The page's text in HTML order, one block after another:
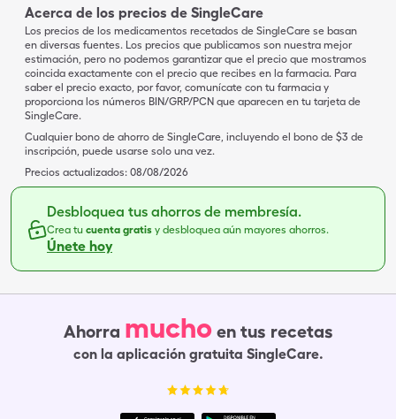
Acerca de los precios de SingleCare
Los precios de los medicamentos recetados de SingleCare se basan
en diversas fuentes. Los precios que publicamos son nuestra mejor
estimación, pero no podemos garantizar que el precio que mostramos
coincida exactamente con el precio que recibes en la farmacia. Para
saber el precio exacto, por favor, comunícate con tu farmacia y
proporciona los números BIN/GRP/PCN que aparecen en tu tarjeta de
SingleCare.
Cualquier bono de ahorro de SingleCare, incluyendo el bono de $3 de
inscripción, puede usarse solo una vez.
Precios actualizados: 08/08/2026
Desbloquea tus ahorros de membresía.
Crea tu cuenta gratis y desbloquea aún mayores ahorros.
Únete hoy
Ahorra mucho en tus recetas
con la aplicación gratuita SingleCare.